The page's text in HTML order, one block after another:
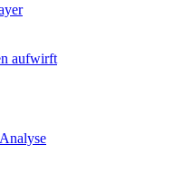
aufwirft